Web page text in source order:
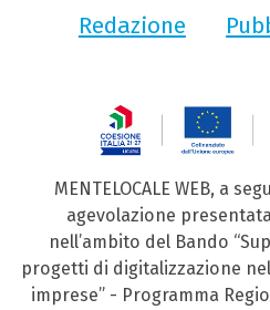
Redazione
MENTELOCALE WEB, a
agevolazione
nell’ambito del Bando
progetti di digitalizzazione
imprese” - Programma